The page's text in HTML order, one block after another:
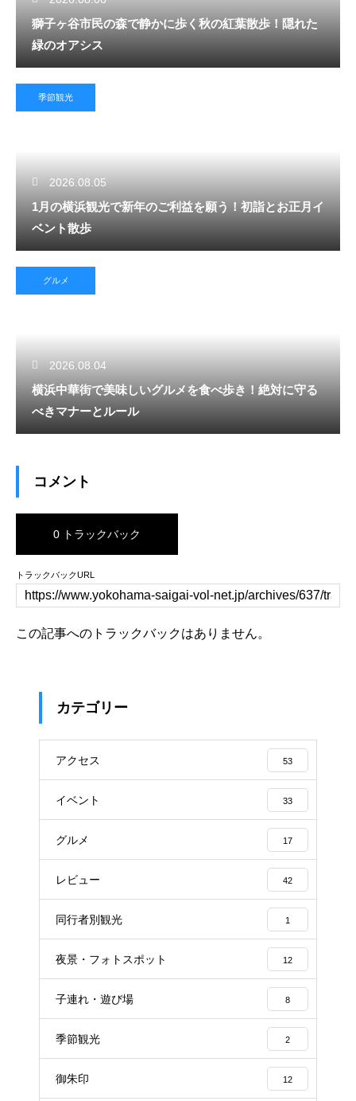
獅子ヶ谷市民の森で静かに歩く秋の紅葉散歩！隠れた
緑のオアシス
季節観光
2026.08.05
1月の横浜観光で新年のご利益を願う！初詣とお正月イ
ベント散歩
グルメ
2026.08.04
横浜中華街で美味しいグルメを食べ歩き！絶対に守る
べきマナーとルール
コメント
0 トラックバック
トラックバックURL
この記事へのトラックバックはありません。
カテゴリー
アクセス 53
イベント 33
グルメ 17
レビュー 42
同行者別観光 1
夜景・フォトスポット 12
子連れ・遊び場 8
季節観光 2
御朱印 12